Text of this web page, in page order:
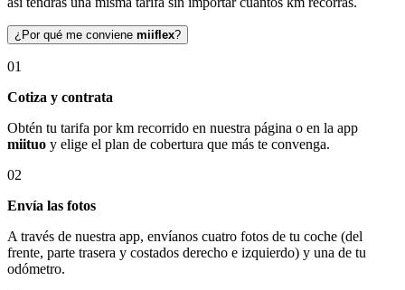
¿Por qué me conviene miiflex?
01
Cotiza y contrata
Obtén tu tarifa por km recorrido en nuestra página o en la app
miituo y elige el plan de cobertura que más te convenga.
02
Envía las fotos
A través de nuestra app, envíanos cuatro fotos de tu coche (del
frente, parte trasera y costados derecho e izquierdo) y una de tu
odómetro.